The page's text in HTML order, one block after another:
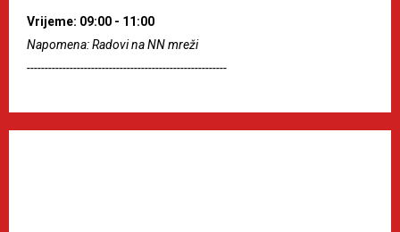
Vrijeme: 09:00 - 11:00
Napomena: Radovi na NN mreži
--------------------------------------------------------